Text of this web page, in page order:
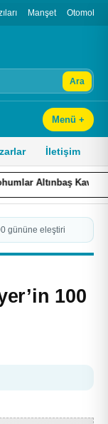
Manşet Otomobil
Ara
Menü +
İletişim
Serbest
gününe eleştiri
100